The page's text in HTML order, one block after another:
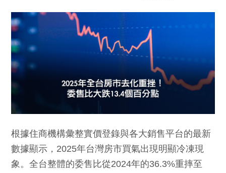
根據住商機構彙整實價登錄與各大銷售平台的最新
數據顯示，2025年台灣房市買氣出現明顯冷凍現
象。全台整體的委售比從2024年的36.3%重摔至